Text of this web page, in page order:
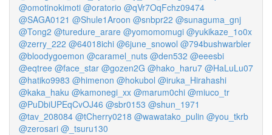
@omotinokimoti @oratorio @qVr7OqFchz09474
@SAGA0121 @Shule1Aroon @snbpr22 @sunaguma_gnj
@Tong2 @turedure_arare @yomomomugi @yukikaze_1o0x
@zerry_222 @64018ichi @6june_snowol @794bushwarbler
@bloodygoemon @caramel_nuts @den532 @eeesbi
@eqtree @face_star @gozen2G @hako_haru7 @HaLuLu07
@hatiko9983 @himenon @hokubol @iruka_Hirahashi
@kaka_haku @kamonegi_xx @marum0chi @miuco_tr
@PuDbiUPEqCvOJ46 @sbr0153 @shun_1971
@tav_208084 @tCherry0218 @wawatako_pulin @you_tkrb
@zerosari @_tsuru130